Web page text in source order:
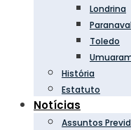
Londrina
Toledo
História
Estatuto
Notícias
Assuntos